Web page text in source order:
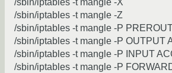
/sbin/iptables -t mangle -X
/sbin/iptables -t mangle -Z
/sbin/iptables -t mangle -P
/sbin/iptables -t mangle -P OUTPUT
/sbin/iptables -t mangle -P INPUT
/sbin/iptables -t mangle -P